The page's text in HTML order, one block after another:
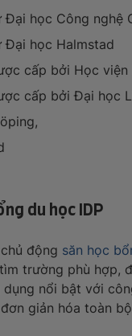
học Công nghệ
Đại học Halmstad
cấp bởi Học viện
cấp bởi Đại học
du học IDP
động săn học
trường phù hợp,
dụng nổi bật với
giản hóa toàn